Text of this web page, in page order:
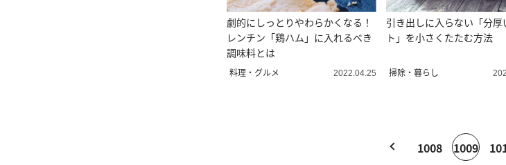
劇的にしっとりやわらかくなる！
レンチン「鶏ハム」に入れるべき
調味料とは
料理・グルメ 2022.04.25
引き出しに入らない「分厚
ト」を小さくたたむ方法
掃除・暮らし
1008 1009